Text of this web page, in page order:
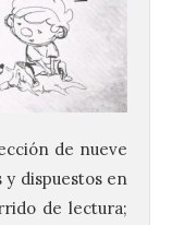
de nueve
dispuestos en
de lectura;